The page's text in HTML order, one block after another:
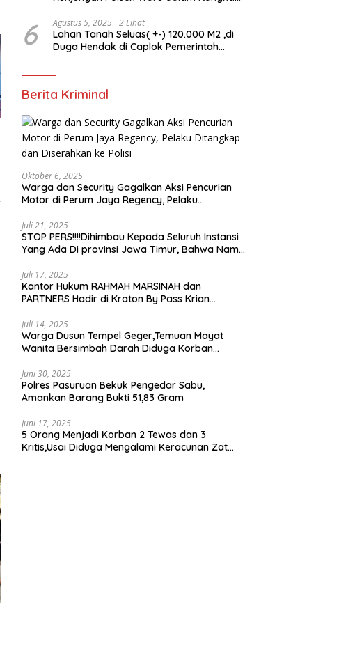
6 Agustus 5, 2025 2 Lihat
Lahan Tanah Seluas( +-) 120.000 M2 ,di
Duga Hendak di Caplok Pemerintah
Berita Kriminal
Oktober 6, 2025
Warga dan Security Gagalkan Aksi Pencurian
Motor di Perum Jaya Regency, Pelaku
Juli 21, 2025
STOP PERS!!!!Dihimbau Kepada Seluruh Instansi
Yang Ada Di provinsi Jawa Timur, Bahwa Nama
Beritanews9.id
Juli 17, 2025
Kantor Hukum RAHMAH MARSINAH dan
PARTNERS Hadir di Kraton By Pass Krian
Juli 14, 2025
Warga Dusun Tempel Geger,Temuan Mayat
Wanita Bersimbah Darah Diduga Korban
Juni 30, 2025
Polres Pasuruan Bekuk Pengedar Sabu,
Amankan Barang Bukti 51,83 Gram
Juni 17, 2025
5 Orang Menjadi Korban 2 Tewas dan 3
Kritis,Usai Diduga Mengalami Keracunan Zat